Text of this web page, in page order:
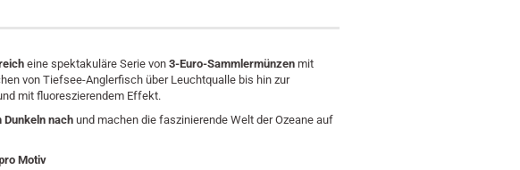
eine spektakuläre Serie von3-Euro-Sammlermünzen mit
von Tiefsee-Anglerfisch über Leuchtqualle bis hin zur
mit fluoreszierendem Effekt.
Dunkeln nach und machen die faszinierende Welt der Ozeane auf
Motiv